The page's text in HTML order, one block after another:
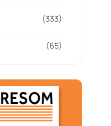
(333)
(65)
(506)